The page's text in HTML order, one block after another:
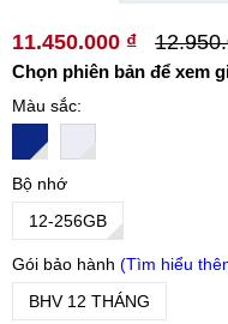
11.450.000 ₫
Chọn phiên bản để xem
Màu sắc
Bộ nhớ
12-256GB
Gói bảo hành
Tìm hiểu
BHV 12 THÁNG